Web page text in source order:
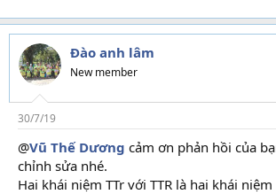
Đào anh lâm
New member
30/7/19
@Vũ Thế Dương cảm ơn phản hồi của
chỉnh sửa nhé.
Hai khái niệm TTr với TTR là hai khái